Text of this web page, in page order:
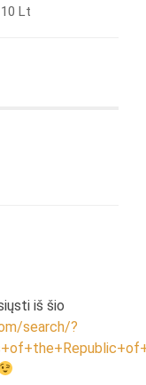
Lt
iš šio
search/?